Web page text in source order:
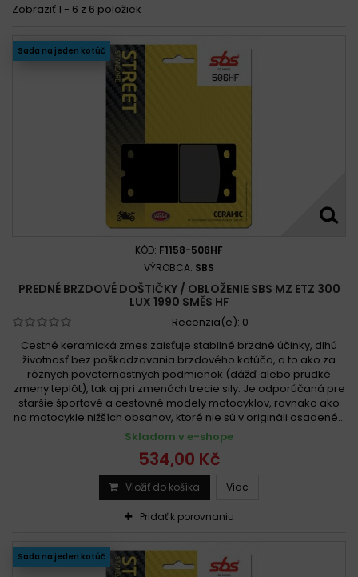
Zobraziť 1 - 6 z 6 položiek
Sada na jeden kotúč
KÓD: F1158-506HF
VÝROBCA: SBS
PREDNÉ BRZDOVÉ DOŠTIČKY / OBLOŽENIE SBS MZ ETZ 300
LUX 1990 SMĚS HF
Recenzia(e): 0
Cestné keramická zmes zaisťuje stabilné brzdné účinky, dlhú
životnosť bez poškodzovania brzdového kotúča, a to ako za
rôznych poveternostných podmienok (dážď alebo prudké
zmeny teplôt), tak aj pri zmenách trecie sily. Je odporúčaná pre
staršie športové a cestovné modely motocyklov, rovnako ako
na motocykle nižších obsahov, ktoré nie sú v origináli osadené...
Skladom v e-shope
534,00 Kč
Vložiť do košíka Viac
Pridať k porovnaniu
Sada na jeden kotúč